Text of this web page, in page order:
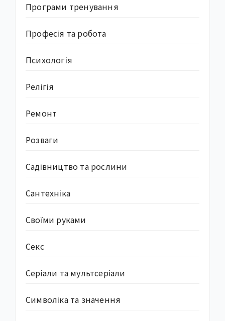
Програми тренування
Професія та робота
Психологія
Релігія
Ремонт
Розваги
Садівництво та рослини
Сантехніка
Своїми руками
Секс
Серіали та мультсеріали
Символіка та значення